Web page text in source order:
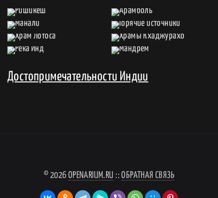
Достопримечательности Индии
© 2026 OPENARIUM.RU ::ОБРАТНАЯ СВЯЗЬ